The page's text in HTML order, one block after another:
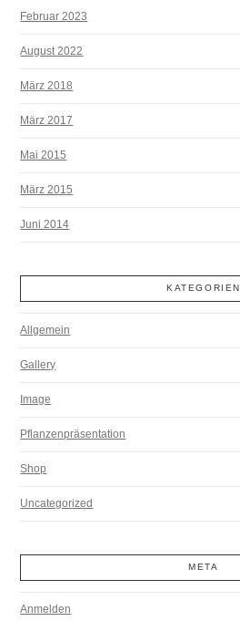
Februar 2023
August 2022
März 2018
März 2017
Mai 2015
März 2015
Juni 2014
KATEGORIEN
Allgemein
Gallery
Image
Pflanzenpräsentation
Shop
Uncategorized
META
Anmelden